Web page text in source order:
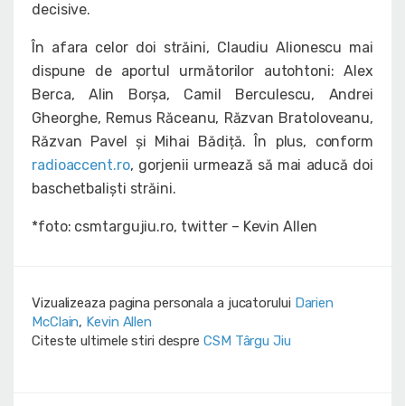
decisive.
În afara celor doi străini, Claudiu Alionescu mai
dispune de aportul următorilor autohtoni: Alex
Berca, Alin Borșa, Camil Berculescu, Andrei
Gheorghe, Remus Răceanu, Răzvan Bratoloveanu,
Răzvan Pavel și Mihai Bădiță. În plus, conform
radioaccent.ro, gorjenii urmează să mai aducă doi
baschetbaliști străini.
*foto: csmtargujiu.ro, twitter – Kevin Allen
Vizualizeaza pagina personala a jucatorului Darien
McClain, Kevin Allen
Citeste ultimele stiri despre CSM Târgu Jiu